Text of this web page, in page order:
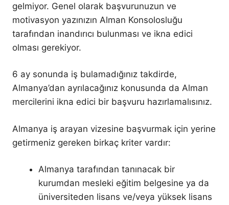
gelmiyor. Genel olarak başvurunuzun ve
motivasyon yazınızın Alman Konsolosluğu
tarafından inandırıcı bulunması ve ikna edici
olması gerekiyor.
6 ay sonunda iş bulamadığınız takdirde,
Almanya’dan ayrılacağınız konusunda da Alman
mercilerini ikna edici bir başvuru hazırlamalısınız.
Almanya iş arayan vizesine başvurmak için yerine
getirmeniz gereken birkaç kriter vardır:
Almanya tarafından tanınacak bir
kurumdan mesleki eğitim belgesine ya da
üniversiteden lisans ve/veya yüksek lisans